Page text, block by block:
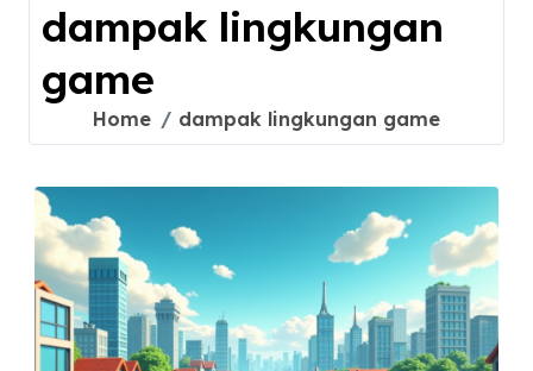
dampak lingkungan
game
Home dampak lingkungan game